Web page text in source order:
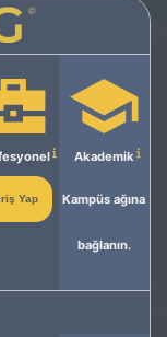
Yap
Akademik
Kampüs ağına
bağlanın.